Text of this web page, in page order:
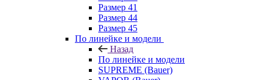
Размер 41
Размер 44
Размер 45
По линейке и модели
Назад
По линейке и модели
SUPREME (Bauer)